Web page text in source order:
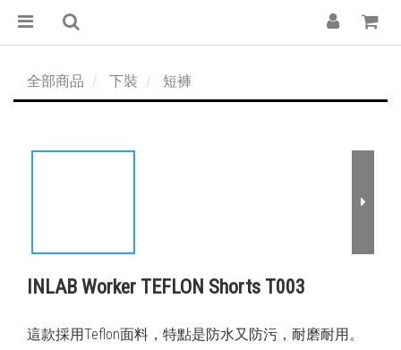
全部商品 下裝 短褲
INLAB Worker TEFLON Shorts T003
這款採用Teflon面料，特點是防水又防污，耐磨耐用。